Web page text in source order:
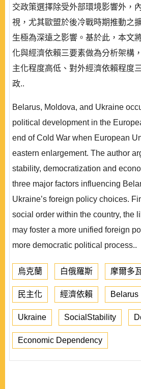
交政策選擇除受外部環境影響外，
視，尤其歐盟於後冷戰時期推動之
生極為深遠之影響。基於此，本文
化與經濟依賴三要素做為分析架構
主化程度高低、對外經濟依賴程度
政..
Belarus, Moldova, and Ukraine
political development in the
end of Cold War when European
eastern enlargement. The author
stability, democratization and
three major factors influencing
Ukraine’s foreign policy choices.
social order within the country, the
may foster a more unified foreign
more democratic political process..
烏克蘭 白俄羅斯 摩爾多
民主化 經濟依賴 Belarus
Ukraine SocialStability
Economic Dependency